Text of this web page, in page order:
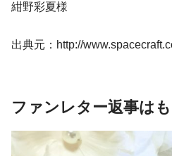
紺野彩夏様
出典元：http://
ファンレター返事は